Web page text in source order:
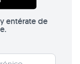
entérate de